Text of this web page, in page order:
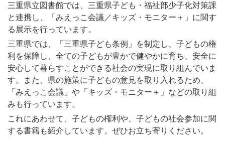
三重県立図書館では、三重県子ども・福祉部少子化対策課
と連携し、「みえっこ会議／キッズ・モニター＋」に関す
る展示を行っています。
三重県では、「三重県子ども条例」を制定し、子どもの権
利を保障し、全ての子どもが豊かで健やかに育ち、安全に
安心して暮らすことができる社会の実現に取り組んでいま
す。また、県の施策に子どもの意見を取り入れるため、
「みえっこ会議」や「キッズ・モニター＋」などの取り組
みも行っています。
これにあわせて、子どもの権利や、子どもの社会参加に関
する書籍も紹介しています。ぜひお立ち寄りください。